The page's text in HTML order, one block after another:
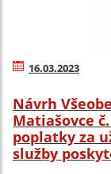
16.03.2023
Návrh
Matiašovce
poplatky za
služby